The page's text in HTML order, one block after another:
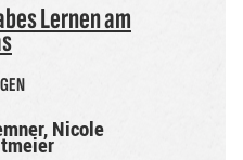
Lernen am
Nicole